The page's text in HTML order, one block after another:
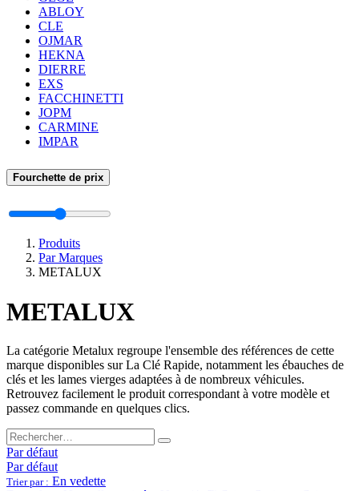
ABLOY
CLE
OJMAR
HEKNA
DIERRE
EXS
FACCHINETTI
JOPM
CARMINE
IMPAR
Fourchette de prix
Produits
Par Marques
METALUX
METALUX
La catégorie Metalux regroupe l'ensemble des références de cette
marque disponibles sur La Clé Rapide, notamment les ébauches de
clés et les lames vierges adaptées à de nombreux véhicules.
Retrouvez facilement le produit correspondant à votre modèle et
passez commande en quelques clics.
Par défaut
Par défaut
Trier par : En vedette